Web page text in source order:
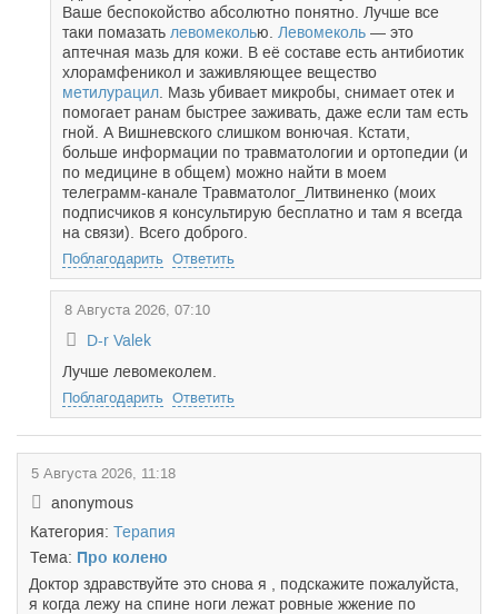
Ваше беспокойство абсолютно понятно. Лучше все
таки помазать левомеколью. Левомеколь — это
аптечная мазь для кожи. В её составе есть антибиотик
хлорамфеникол и заживляющее вещество
метилурацил . Мазь убивает микробы, снимает отек и
помогает ранам быстрее заживать, даже если там есть
гной. А Вишневского слишком вонючая. Кстати,
больше информации по травматологии и ортопедии (и
по медицине в общем) можно найти в моем
телеграмм-канале Травматолог_Литвиненко (моих
подписчиков я консультирую бесплатно и там я всегда
на связи). Всего доброго.
Поблагодарить Ответить
8 Августа 2026, 07:10
D-r Valek
Лучше левомеколем.
Поблагодарить Ответить
5 Августа 2026, 11:18
anonymous
Категория: Терапия
Тема: Про колено
Доктор здравствуйте это снова я , подскажите пожалуйста,
я когда лежу на спине ноги лежат ровные жжение по